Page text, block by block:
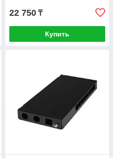
22 750 ₸
Купить